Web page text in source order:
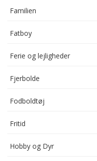
Familien
Fatboy
Ferie og lejligheder
Fjerbolde
Fodboldtøj
Fritid
Hobby og Dyr